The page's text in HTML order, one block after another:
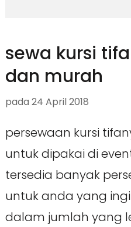
sewa kursi
dan murah
pada 24 April 2018
persewaan kursi
untuk dipakai di
tersedia banyak
untuk anda yang
dalam jumlah yang